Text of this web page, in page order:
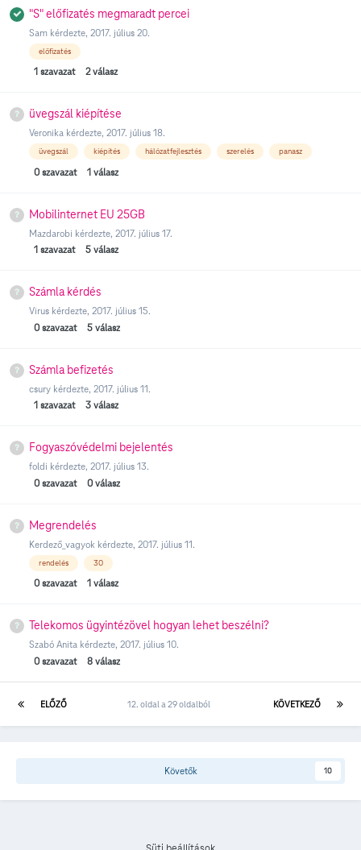
"S" előfizatés megmaradt percei
Sam kérdezte, 2017. július 20.
előfizatés
1 szavazat 2 válasz
üvegszál kiépítése
Veronika kérdezte, 2017. július 18.
üvegszál kiépítés hálózatfejlesztés szerelés panasz
0 szavazat 1 válasz
Mobilinternet EU 25GB
Mazdarobi kérdezte, 2017. július 17.
1 szavazat 5 válasz
Számla kérdés
Virus kérdezte, 2017. július 15.
0 szavazat 5 válasz
Számla befizetés
csury kérdezte, 2017. július 11.
1 szavazat 3 válasz
Fogyaszóvédelmi bejelentés
foldi kérdezte, 2017. július 13.
0 szavazat 0 válasz
Megrendelés
Kerdező_vagyok kérdezte, 2017. július 11.
rendelés 30
0 szavazat 1 válasz
Telekomos ügyintézövel hogyan lehet beszélni?
Szabó Anita kérdezte, 2017. július 10.
0 szavazat 8 válasz
ELŐZŐ KÖVETKEZŐ
12. oldal a 29 oldalból
Követők 10